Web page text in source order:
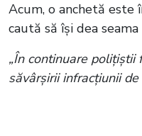
Acum, o anchetă este
caută să își dea
„În continuare polițiștii
săvârșirii infracțiunii de